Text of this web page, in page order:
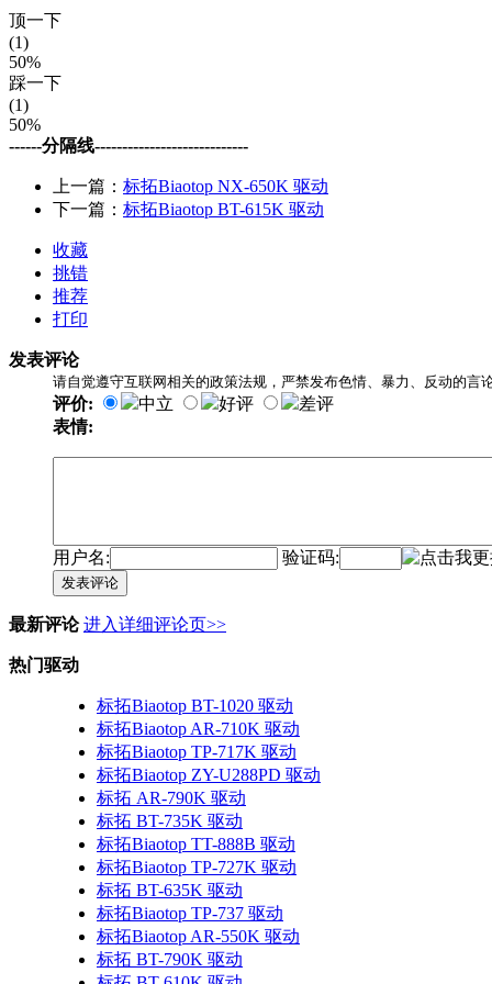
顶一下
(1)
50%
踩一下
(1)
50%
------分隔线----------------------------
上一篇： 标拓Biaotop NX-650K 驱动
下一篇： 标拓Biaotop BT-615K 驱动
收藏
挑错
推荐
打印
发表评论
请自觉遵守互联网相关的政策法规，严禁发布色情、暴力、反动的言
评价: 中立 好评
差评
表情:
用户名: 验证码:
发表评论
最新评论 进入详细评论页>>
热门驱动
标拓Biaotop BT-1020 驱动
标拓Biaotop AR-710K 驱动
标拓Biaotop TP-717K 驱动
标拓Biaotop ZY-U288PD 驱动
标拓 AR-790K 驱动
标拓 BT-735K 驱动
标拓Biaotop TT-888B 驱动
标拓Biaotop TP-727K 驱动
标拓 BT-635K 驱动
标拓Biaotop TP-737 驱动
标拓Biaotop AR-550K 驱动
标拓 BT-790K 驱动